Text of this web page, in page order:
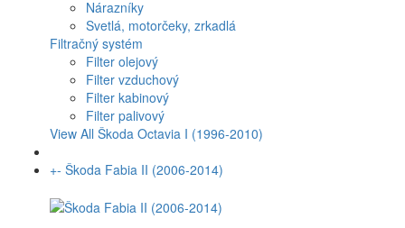
Nárazníky
Svetlá, motorčeky, zrkadlá
Filtračný systém
Filter olejový
Filter vzduchový
Filter kabinový
Filter palivový
View All Škoda Octavia I (1996-2010)
+- Škoda Fabia II (2006-2014)